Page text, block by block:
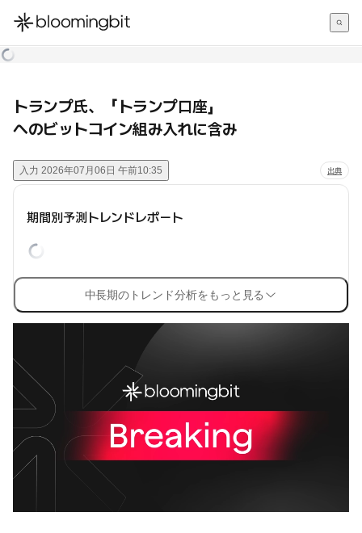
한국어
トランプ氏、「トランプ口座」
へのビットコイン組み入れに含み
入力 2026年07月06日 午前10:35 出典
期間別予測トレンドレポート
中長期のトレンド分析をもっと見る